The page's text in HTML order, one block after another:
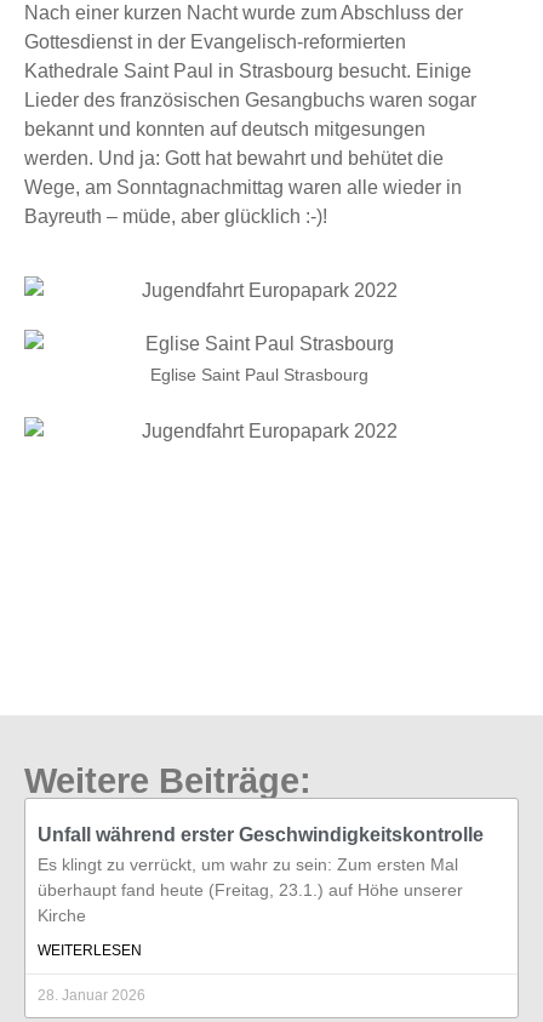
Nach einer kurzen Nacht wurde zum Abschluss der
Gottesdienst in der Evangelisch-reformierten
Kathedrale Saint Paul in Strasbourg besucht. Einige
Lieder des französischen Gesangbuchs waren sogar
bekannt und konnten auf deutsch mitgesungen
werden. Und ja: Gott hat bewahrt und behütet die
Wege, am Sonntagnachmittag waren alle wieder in
Bayreuth – müde, aber glücklich :-)!
Eglise Saint Paul Strasbourg
Weitere Beiträge:
Unfall während erster Geschwindigkeitskontrolle
Es klingt zu verrückt, um wahr zu sein: Zum ersten Mal
überhaupt fand heute (Freitag, 23.1.) auf Höhe unserer
Kirche
WEITERLESEN
28. Januar 2026